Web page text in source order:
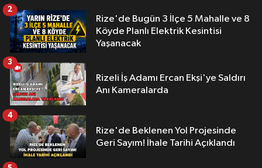
Rize'de Bugün 3 İlçe 5 Mahalle ve 8
Köyde Planlı Elektrik Kesintisi
Yaşanacak
2
Rizeli İş Adamı Ercan Ekşi'ye Saldırı
Anı Kameralarda
3
Rize'de Beklenen Yol Projesinde
Geri Sayım! İhale Tarihi Açıklandı
4